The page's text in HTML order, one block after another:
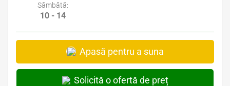
Sâmbătă:
10 - 14
Apasă pentru a suna
Solicită o ofertă de preț